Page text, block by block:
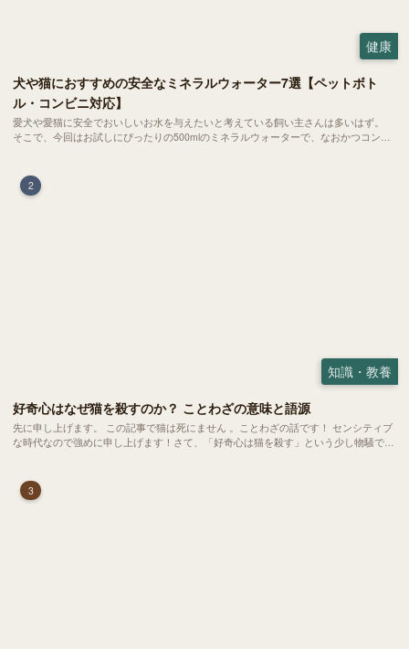
健康
犬や猫におすすめの安全なミネラルウォーター7選【ペットボト
ル・コンビニ対応】
愛犬や愛猫に安全でおいしいお水を与えたいと考えている飼い主さんは多いはず。
そこで、今回はお試しにぴったりの500mlのミネラルウォーターで、なおかつコンビ
2
知識・教養
好奇心はなぜ猫を殺すのか？ ことわざの意味と語源
先に申し上げます。 この記事で猫は死にません 。ことわざの話です！ センシティブ
な時代なので強めに申し上げます！さて、「好奇心は猫を殺す」という少し物騒で、
3